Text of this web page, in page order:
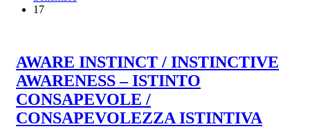
17
AWARE INSTINCT / INSTINCTIVE
AWARENESS – ISTINTO
CONSAPEVOLE /
CONSAPEVOLEZZA ISTINTIVA